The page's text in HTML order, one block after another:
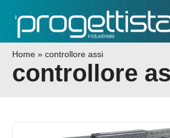
Home » controllore assi
controllore